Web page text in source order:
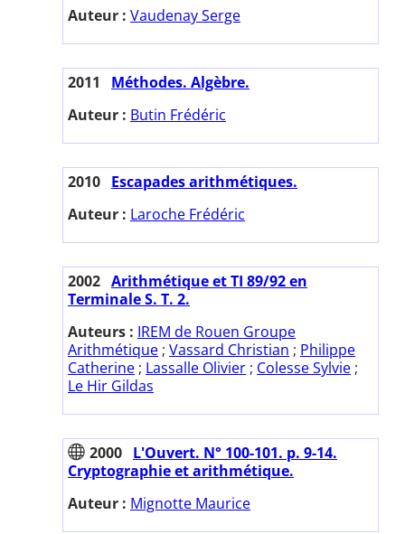
Auteur : Vaudenay Serge
2011
Méthodes. Algèbre.
Auteur : Butin Frédéric
2010 Escapades arithmétiques.
Auteur : Laroche Frédéric
2002 Arithmétique et TI 89/92 en
Terminale S. T. 2.
Auteurs : IREM de Rouen Groupe
Arithmétique ; Vassard Christian ; Philippe
Catherine ; Lassalle Olivier ; Colesse Sylvie ;
Le Hir Gildas
2000 L'Ouvert. N° 100-101. p. 9-14.
Cryptographie et arithmétique.
Auteur : Mignotte Maurice